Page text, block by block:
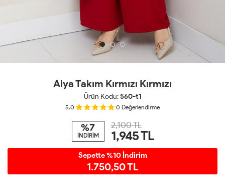
Alya Takım Kırmızı Kırmızı
Ürün Kodu:560-t1
5.0 0 Değerlendirme
%7
İNDİRİM
2,100 TL
1,945TL
Sepette %10 İndirim
1.750,50 TL